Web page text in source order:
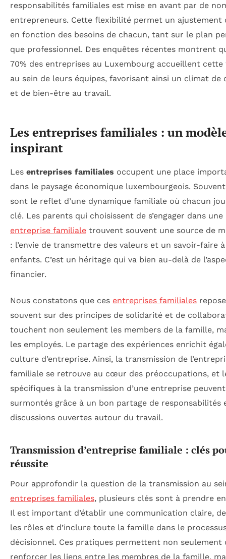
responsabilités familiales est mise en avant par de
entrepreneurs. Cette flexibilité permet un ajustement
en fonction des besoins de chacun, tant sur le plan
que professionnel. Des enquêtes récentes montrent
70% des entreprises au Luxembourg accueillent
au sein de leurs équipes, favorisant ainsi un climat de
et de bien-être au travail.
Les entreprises familiales : un
inspirant
Les entreprises familiales occupent une place
dans le paysage économique luxembourgeois.
sont le reflet d’une dynamique familiale où chacun
clé. Les parents qui choisissent de s’engager dans une
entreprise familiale trouvent souvent une source de
: l’envie de transmettre des valeurs et un savoir-faire
enfants. C’est un héritage qui va bien au-delà de
financier.
Nous constatons que ces entreprises familiales
souvent sur des principes de solidarité et de
touchent non seulement les members de la famille,
les employés. Le partage des expériences enrichit
culture d’entreprise. Ainsi, la transmission de
familiale se retrouve au cœur des préoccupations, et
spécifiques à la transmission d’une entreprise
surmontés grâce à un bon partage de responsabilités
discussions ouvertes autour du travail.
Transmission d’entreprise familiale : clés
réussite
Pour approfondir la question de la transmission au
entreprises familiales, plusieurs clés sont à prendre
Il est important d’établir une communication claire,
les rôles et d’inclure toute la famille dans le
décisionnel. Ces pratiques permettent non seulement
renforcer les liens entre les membres de la famille,